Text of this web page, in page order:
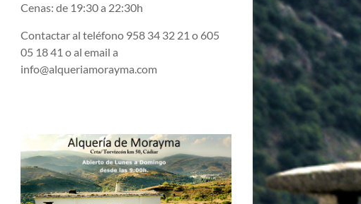
Cenas: de 19:30 a 22:30h
Contactar al teléfono 958 34 32 21 o 605
05 18 41 o al email a
info@alqueriamorayma.com